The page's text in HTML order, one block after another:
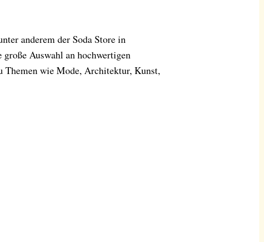
anderem der Soda Store in
Auswahl an hochwertigen
Themen wie Mode, Architektur, Kunst,